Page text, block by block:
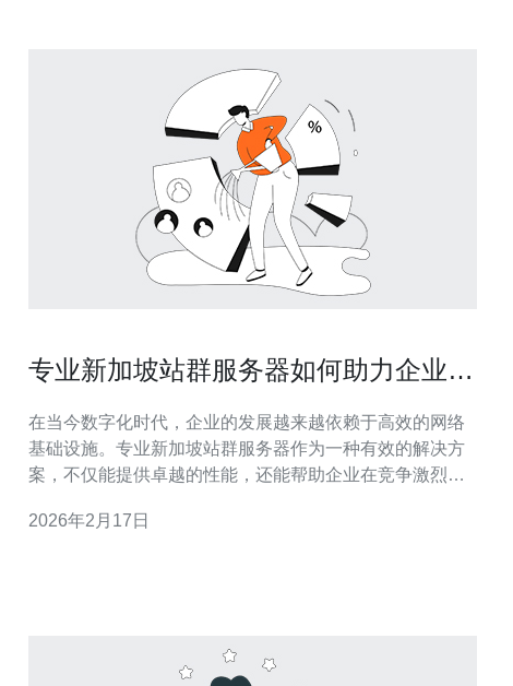
专业新加坡站群服务器如何助力企业发
在当今数字化时代，企业的发展越来越依赖于高效的网络
基础设施。专业新加坡站群服务器作为一种有效的解决方
案，不仅能提供卓越的性能，还能帮助企业在竞争激烈的
最佳的资源配置，享受最便宜的运营成本，并获得最佳的
2026年2月17日